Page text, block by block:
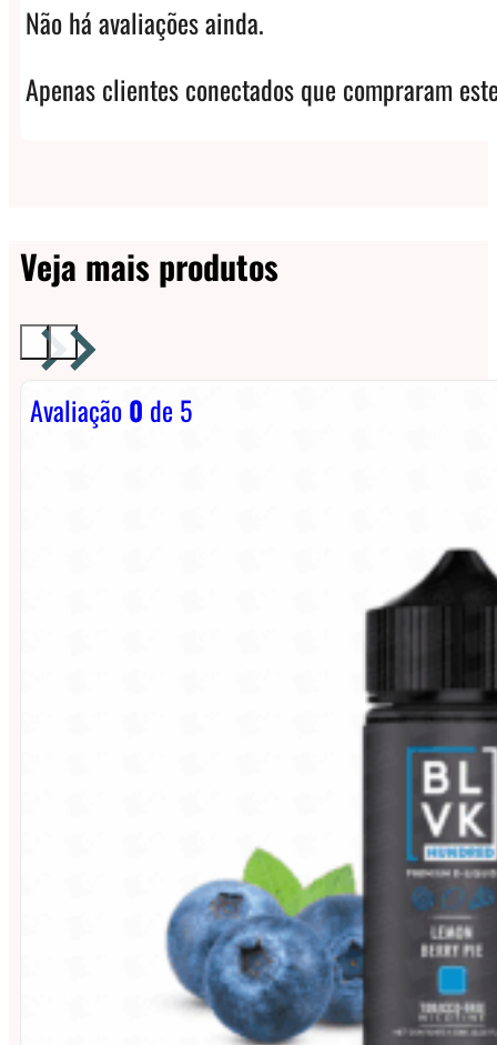
Não há avaliações ainda.
Apenas clientes conectados que compraram
Veja mais produtos
Avaliação0 de 5